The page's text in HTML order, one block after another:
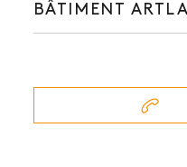
BÂTIMENT